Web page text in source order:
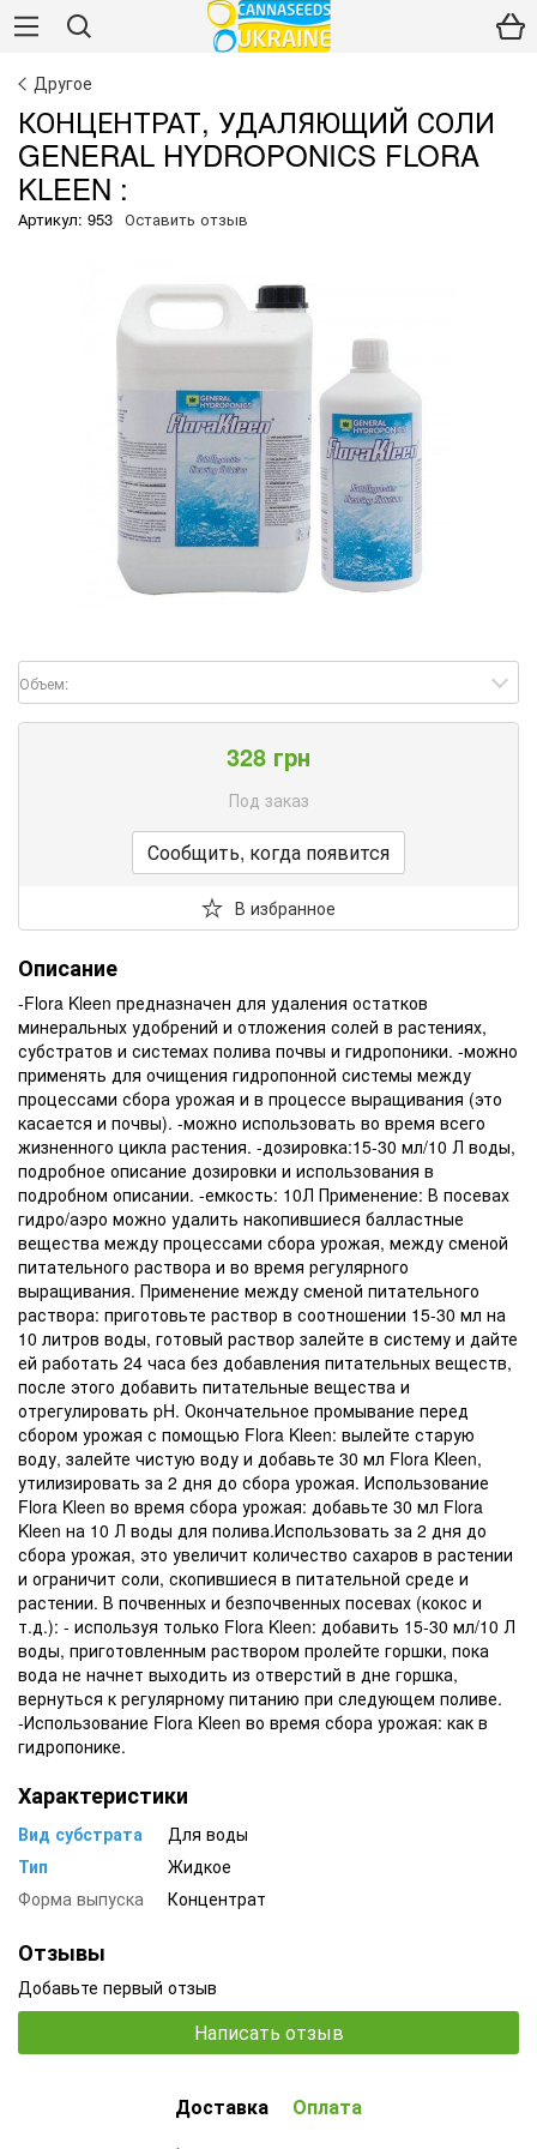
Другое
КОНЦЕНТРАТ, УДАЛЯЮЩИЙ СОЛИ
GENERAL HYDROPONICS FLORA
KLEEN :
Артикул: 953 Оставить отзыв
Объем:
328 грн
Под заказ
Сообщить, когда появится
В избранное
Описание
-Flora Kleen предназначен для удаления остатков
минеральных удобрений и отложения солей в растениях,
субстратов и системах полива почвы и гидропоники. -можно
применять для очищения гидропонной системы между
процессами сбора урожая и в процессе выращивания (это
касается и почвы). -можно использовать во время всего
жизненного цикла растения. -дозировка:15-30 мл/10 Л воды,
подробное описание дозировки и использования в
подробном описании. -емкость: 10Л Применение: В посевах
гидро/аэро можно удалить накопившиеся балластные
вещества между процессами сбора урожая, между сменой
питательного раствора и во время регулярного
выращивания. Применение между сменой питательного
раствора: приготовьте раствор в соотношении 15-30 мл на
10 литров воды, готовый раствор залейте в систему и дайте
ей работать 24 часа без добавления питательных веществ,
после этого добавить питательные вещества и
отрегулировать pH. Окончательное промывание перед
сбором урожая с помощью Flora Kleen: вылейте старую
воду, залейте чистую воду и добавьте 30 мл Flora Kleen,
утилизировать за 2 дня до сбора урожая. Использование
Flora Kleen во время сбора урожая: добавьте 30 мл Flora
Kleen на 10 Л воды для полива.Использовать за 2 дня до
сбора урожая, это увеличит количество сахаров в растении
и ограничит соли, скопившиеся в питательной среде и
растении. В почвенных и безпочвенных посевах (кокос и
т.д.): - используя только Flora Kleen: добавить 15-30 мл/10 Л
воды, приготовленным раствором пролейте горшки, пока
вода не начнет выходить из отверстий в дне горшка,
вернуться к регулярному питанию при следующем поливе.
-Использование Flora Kleen во время сбора урожая: как в
гидропонике.
Характеристики
Вид субстрата
Для воды
Тип
Жидкое
Форма выпуска
Концентрат
Отзывы
Добавьте первый отзыв
Написать отзыв
Доставка Оплата